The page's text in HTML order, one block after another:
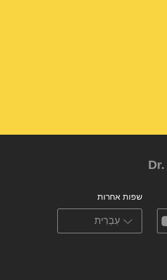
שפות אחרות
youtube